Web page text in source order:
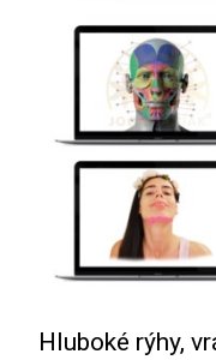
Hluboké rýhy,